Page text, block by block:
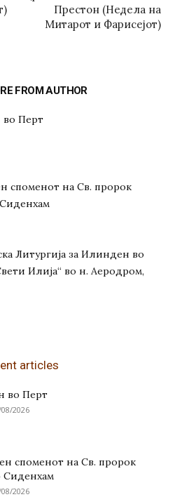
Престон (Недела на
Митарот и Фарисејот)
FROM AUTHOR
Перт
споменот на Св. пророк
Литургија за Илинден во
Илија“ во н. Аеродром,
articles
во Перт
2026
споменот на Св. пророк
Сиденхам
2026